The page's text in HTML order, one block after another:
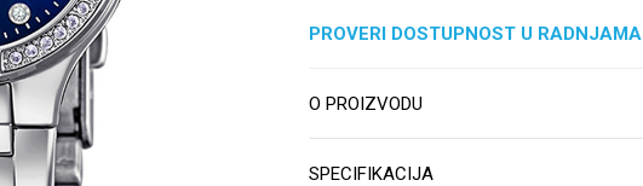
PROVERI DOSTUPNOST U RADNJAMA
O PROIZVODU
SPECIFIKACIJA